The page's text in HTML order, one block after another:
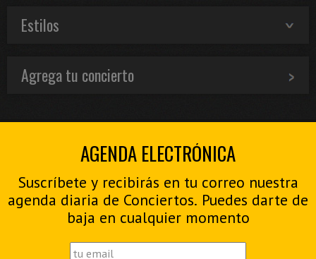
Estilos
Agrega tu concierto
AGENDA ELECTRÓNICA
Suscríbete y recibirás en tu correo nuestra
agenda diaria de Conciertos. Puedes darte de
baja en cualquier momento